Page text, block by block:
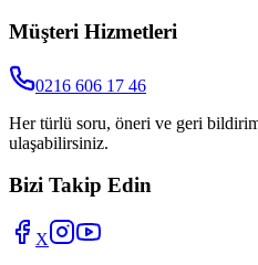
Müşteri Hizmetleri
0216 606 17 46
Her türlü soru, öneri ve geri
ulaşabilirsiniz.
Bizi Takip Edin
X